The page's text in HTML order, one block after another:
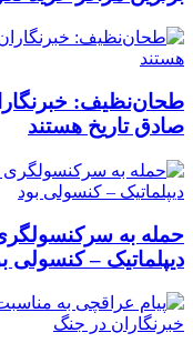
طحان‌نظیف:
صادق تاریخ‌ هستند
حمله به
دیپلماتیک – کنسولی